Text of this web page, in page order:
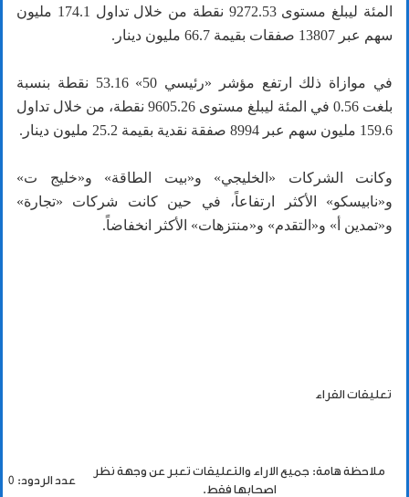
المئة ليبلغ مستوى 9272.53 نقطة من خلال تداول 174.1 مليون
سهم عبر 13807 صفقات بقيمة 66.7 مليون دينار.
في موازاة ذلك ارتفع مؤشر «رئيسي 50» 53.16 نقطة بنسبة
بلغت 0.56 في المئة ليبلغ مستوى 9605.26 نقطة، من خلال تداول
159.6 مليون سهم عبر 8994 صفقة نقدية بقيمة 25.2 مليون دينار.
وكانت الشركات «الخليجي» و«بيت الطاقة» و«خليج ت»
و«نابيسكو» الأكثر ارتفاعاً، في حين كانت شركات «تجارة»
و«تمدين أ» و«التقدم» و«منتزهات» الأكثر انخفاضاً.
تعليقات القراء
ملاحظة هامة: جميع الاراء والتعليقات تعبر عن وجهة نظر
اصحابها فقط.
عدد الردود: 0